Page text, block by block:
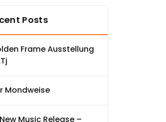
Posts
Frame Ausstellung
Mondweise
Music Release –